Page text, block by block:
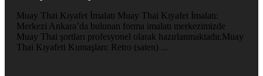
Muay Thai Kıyafet İmalatı Muay Thai Kıyafet İmalatı:
Merkezi Ankara’da bulunan forma imalatı merkezimizde
Muay Thai şortları profesyonel olarak hazırlanmaktadır.Muay
Thai Kıyafeti Kumaşları: Retro (saten) ...